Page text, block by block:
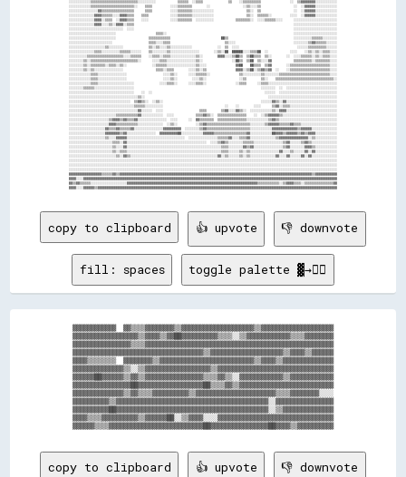
copy to clipboard 👍 upvote 👎 downvote
fill: spaces toggle palette ▓→✊🏽
▓▓▓▓▓▓▓▓▓▓▓▓  ▓▓▒▒▒▒▓▓▓▓▓▓▓▓▒▒▓▓▓▓▓▓▓▓▓▓▓▓▓▓▓▓▓▓▓▓▒▒▓▓▓▓▓▓▓▓▓▓▓▓▓▓▓▓▓▓▓▓
▓▓▓▓▓▓▓▓▓▓▓▓▓▓▓▓▓▓▒▒▓▓▓▓▒▒▓▓██▓▓▓▓▓▓▓▓▓▓▒▒▒▒░░▒▒▓▓▓▓▓▓▓▓▓▓▓▓▒▒▒▒▓▓▓▓▓▓▓▓
▓▓▓▓▓▓▓▓▓▓▓▓▓▓▓▓▒▒▒▒▓▓▓▓▓▓▓▓▓▓▓▓▓▓▓▓▓▓▓▓▓▓▓▓▓▓▓▓▓▓▓▓▓▓▓▓▓▓▓▓▓▓▓▓▓▓▓▓▓▓▓▓
▓▓▓▓▓▓▓▓▓▓▓▓▓▓▓▓▓▓▓▓▓▓▓▓▓▓▓▓▓▓▓▓▓▓▓▓▒▒▓▓▓▓▓▓▓▓▓▓▓▓▓▓▓▓▓▓▓▓▒▒▓▓▓▓▒▒▓▓▓▓▓▓
▓▓▓▓▒▒▒▒▒▒▒▒  ▓▓▓▓▓▓▓▓▒▒▓▓▓▓▓▓▓▓▓▓▓▓▓▓▓▓▓▓▓▓▓▓▓▓▓▓▒▒▓▓▓▓▒▒▓▓▓▓▓▓▓▓▓▓▓▓▓▓
▓▓▓▓▓▓▓▓▓▓▓▓▓▓▒▒░░▒▒▓▓▓▓▓▓▓▓▓▓▓▓▓▓▓▓▓▓▒▒▓▓▓▓▓▓▓▓▓▓▓▓▓▓▓▓▓▓▓▓▓▓▓▓▓▓▓▓▓▓▓▓
▓▓▓▓▓▓██▓▓▓▓▓▓▒▒▓▓▒▒▓▓▓▓▓▓▓▓▓▓▓▓▓▓▓▓▒▒▒▒▓▓▒▒░░▓▓▓▓▓▓▓▓▓▓▓▓▒▒▓▓▓▓▓▓▓▓▓▓▓▓
▓▓▓▓▓▓▓▓▓▓▓▓▓▓▓▓██▓▓▓▓▓▓▓▓▓▓▓▓▓▓▓▓▓▓██▒▒▒▒▓▓▒▒▓▓▓▓▓▓▓▓▓▓▓▓▓▓▓▓▓▓▓▓▓▓▓▓▓▓
▓▓▓▓▓▓▓▓▓▓▓▓▓▓▒▒▓▓▒▒▒▒▓▓▓▓▓▓▓▓▓▓▒▒▓▓▓▓▓▓▓▓▓▓▓▓▓▓▓▓▓▓▓▓▓▓▒▒▒▒▓▓▓▓▓▓▓▓░░░░
▓▓▓▓▓▓▓▓▓▓▒▒▓▓▓▓▓▓▓▓▓▓▓▓▓▓▓▓▓▓▓▓▓▓▓▓▓▓▓▓▓▓▓▓▓▓▓▓▓▓▓▓▓▓░░▓▓▓▓▓▓▓▓▓▓▓▓▓▓▓▓
▓▓▓▓▓▓▓▓▓▓██▓▓▓▓▓▓▓▓▓▓▓▓▓▓▓▓▓▓▓▓▓▓▓▓▓▓▓▓▓▓▓▓▓▓▓▓▓▓▓▓▓▓░░▒▒▓▓▓▓▓▓▓▓▓▓▓▓▓▓
▓▓▓▓▒▒▒▒▓▓▓▓▓▓▓▓▓▓▒▒▓▓▓▓▓▓██░░▒▒▓▓▓▓░░░░▓▓▓▓▓▓▓▓▓▓▓▓▓▓▓▓▓▓▓▓▓▓▓▓▓▓▓▓▓▓▓▓
copy to clipboard 👍 upvote 👎 downvote